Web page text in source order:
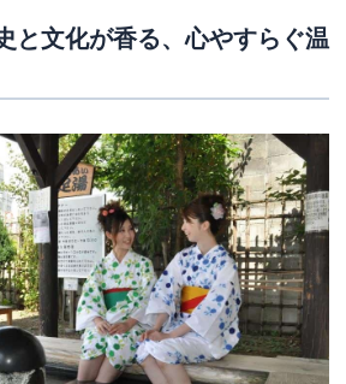
と文化が香る、心やすらぐ温